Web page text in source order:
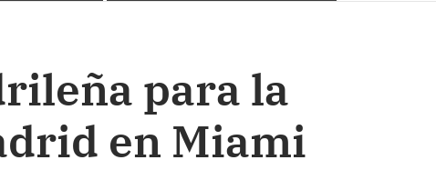
para la
en Miami